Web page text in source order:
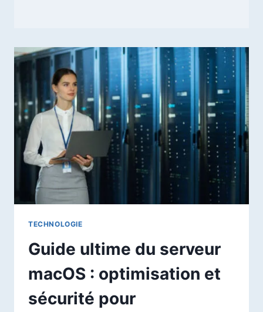
TECHNOLOGIE
Guide ultime du serveur
macOS : optimisation et
sécurité pour